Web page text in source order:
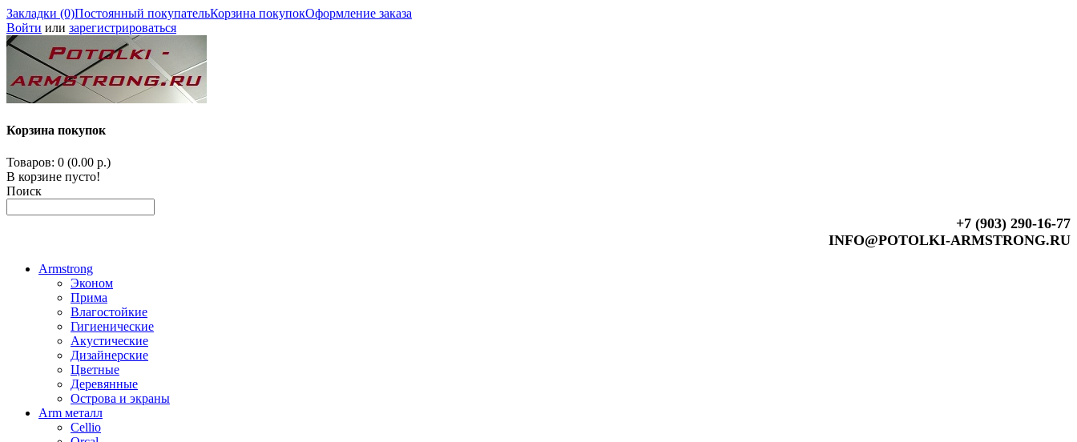
Закладки (0)Постоянный покупательКорзина покупокОформление заказа
Войти или зарегистрироваться
Корзина покупок
Товаров: 0 (0.00 р.)
В корзине пусто!
Поиск
+7 (903) 290-16-77
INFO@POTOLKI-ARMSTRONG.RU
Armstrong
Эконом
Прима
Влагостойкие
Гигиенические
Акустические
Дизайнерские
Цветные
Деревянные
Острова и экраны
Arm металл
Cellio